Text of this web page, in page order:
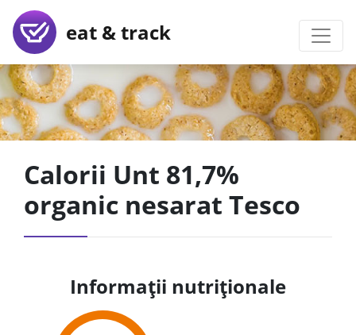
eat & track
Calorii Unt 81,7%
organic nesarat Tesco
Informații nutriționale